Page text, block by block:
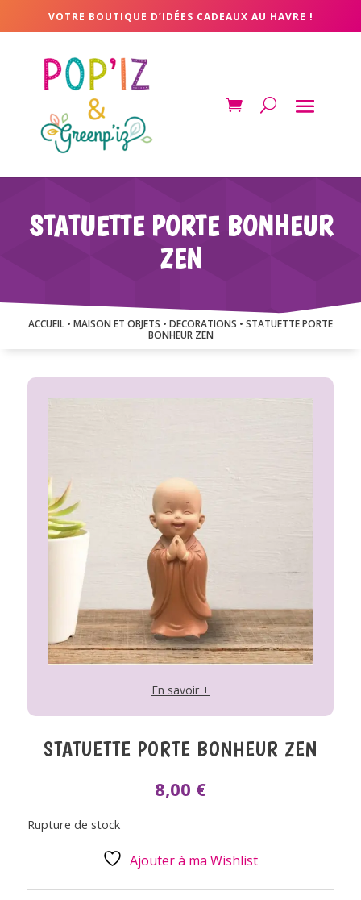
VOTRE BOUTIQUE D’IDÉES CADEAUX AU HAVRE !
STATUETTE PORTE BONHEUR
ZEN
ACCUEIL • MAISON ET OBJETS • DECORATIONS • STATUETTE PORTE
BONHEUR ZEN
En savoir +
STATUETTE PORTE BONHEUR ZEN
8,00 €
Rupture de stock
Ajouter à ma Wishlist